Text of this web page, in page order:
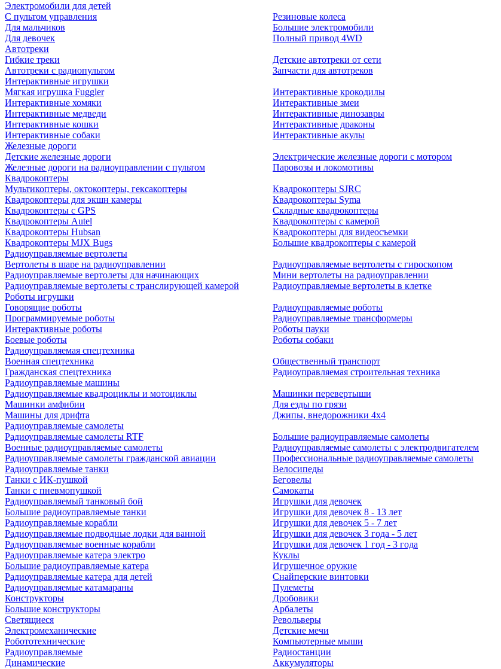
Электромобили для детей
С пультом управления
Для мальчиков
Для девочек
Резиновые колеса
Большие электромобили
Полный привод 4WD
Автотреки
Гибкие треки
Автотреки с радиопультом
Детские автотреки от сети
Запчасти для автотреков
Интерактивные игрушки
Мягкая игрушка Fuggler
Интерактивные хомяки
Интерактивные медведи
Интерактивные кошки
Интерактивные собаки
Интерактивные крокодилы
Интерактивные змеи
Интерактивные динозавры
Интерактивные драконы
Интерактивные акулы
Железные дороги
Детские железные дороги
Железные дороги на радиоуправлении с пультом
Электрические железные дороги с мотором
Паровозы и локомотивы
Квадрокоптеры
Мультикоптеры, октокоптеры, гексакоптеры
Квадрокоптеры для экшн камеры
Квадрокоптеры с GPS
Квадрокоптеры Autel
Квадрокоптеры Hubsan
Квадрокоптеры MJX Bugs
Квадрокоптеры SJRC
Квадрокоптеры Syma
Складные квадрокоптеры
Квадрокоптеры с камерой
Квадрокоптеры для видеосъемки
Большие квадрокоптеры с камерой
Радиоуправляемые вертолеты
Вертолеты в шаре на радиоуправлении
Радиоуправляемые вертолеты для начинающих
Радиоуправляемые вертолеты с транслирующей камерой
Радиоуправляемые вертолеты с гироскопом
Мини вертолеты на радиоуправлении
Радиоуправляемые вертолеты в клетке
Роботы игрушки
Говорящие роботы
Программируемые роботы
Интерактивные роботы
Боевые роботы
Радиоуправляемые роботы
Радиоуправляемые трансформеры
Роботы пауки
Роботы собаки
Радиоуправляемая спецтехника
Военная спецтехника
Гражданская спецтехника
Общественный транспорт
Радиоуправляемая строительная техника
Радиоуправляемые машины
Радиоуправляемые квадроциклы и мотоциклы
Машинки амфибии
Машины для дрифта
Машинки перевертыши
Для езды по грязи
Джипы, внедорожники 4x4
Радиоуправляемые самолеты
Радиоуправляемые самолеты RTF
Военные радиоуправляемые самолеты
Радиоуправляемые самолеты гражданской авиации
Большие радиоуправляемые самолеты
Радиоуправляемые самолеты с электродвигателем
Профессиональные радиоуправляемые самолеты
Радиоуправляемые танки
Танки с ИК-пушкой
Танки с пневмопушкой
Радиоуправляемый танковый бой
Большие радиоуправляемые танки
Радиоуправляемые корабли
Радиоуправляемые подводные лодки для ванной
Радиоуправляемые военные корабли
Радиоуправляемые катера электро
Большие радиоуправляемые катера
Радиоуправляемые катера для детей
Радиоуправляемые катамараны
Конструкторы
Большие конструкторы
Светящиеся
Электромеханические
Робототехнические
Радиоуправляемые
Динамические
Велосипеды
Беговелы
Самокаты
Игрушки для девочек
Игрушки для девочек 8 - 13 лет
Игрушки для девочек 5 - 7 лет
Игрушки для девочек 3 года - 5 лет
Игрушки для девочек 1 год - 3 года
Куклы
Игрушечное оружие
Снайперские винтовки
Пулеметы
Дробовики
Арбалеты
Револьверы
Детские мечи
Компьютерные мыши
Радиостанции
Аккумуляторы